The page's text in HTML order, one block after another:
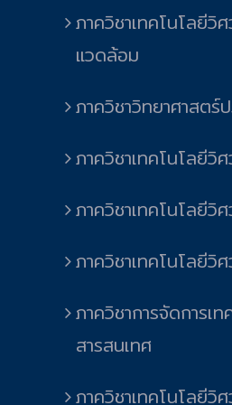
ภาควิชาเทคโนโลยีวิ
แวดล้อม
ภาควิชาวิทยาศาสตร์
ภาควิชาเทคโนโลยีวิ
ภาควิชาเทคโนโลยีวิ
ภาควิชาเทคโนโลยีวิ
ภาควิชาการจัดการเ
สารสนเทศ
ภาควิชาเทคโนโลยีวิ